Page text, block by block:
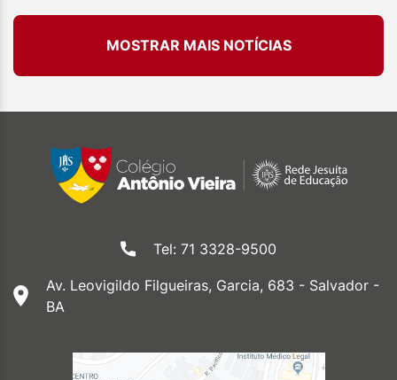
MOSTRAR MAIS NOTÍCIAS
Tel: 71 3328-9500
Av. Leovigildo Filgueiras, Garcia, 683 - Salvador -
BA